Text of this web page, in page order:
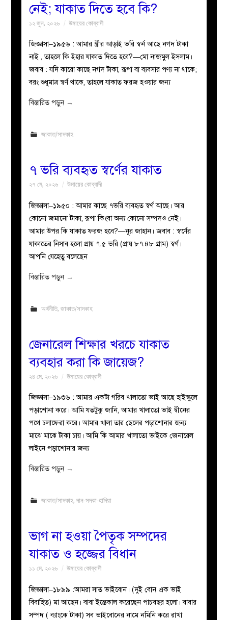
নেই; যাকাত দিতে হবে কি?
১২ জুন, ২০২৬ উমায়ের কোব্বাদী
জিজ্ঞাসা–১৯৫৬ : আমার স্ত্রীর আড়াই ভরি স্বর্ন আছে নগদ টাকা
নাই , তাহলে কি ইহার যাকাত দিতে হবে?—মো নাজমুল ইসলাম।
‎‎জবাব : যদি কারো কাছে নগদ টাকা, রূপা বা ব্যবসার পণ্য না থাকে;
বরং শুধুমাত্র স্বর্ণ থাকে, তাহলে যাকাত ফরজ হওয়ার জন্য
বিস্তারিত পড়ুন →
জাকাত/সাদকাহ
৭ ভরি ব্যবহৃত স্বর্ণের যাকাত
২৭ মে, ২০২৬ উমায়ের কোব্বাদী
জিজ্ঞাসা–১৯৫০ : আমার কাছে ৭ভরি ব্যবহৃত স্বর্ণ আছে। আর
কোনো জমানো টাকা, রূপা কিংবা অন্য কোনো সম্পদও নেই।
আমার উপর কি যাকাত ফরজ হবে?—নূর জাহান। ‎‎জবাব : স্বর্ণের
যাকাতের নিসাব হলো প্রায় ৭.৫ ভরি (প্রায় ৮৭.৪৮ গ্রাম) স্বর্ণ।
আপনি যেহেতু বলেছেন
বিস্তারিত পড়ুন →
অর্থনীতি, জাকাত/সাদকাহ
জেনারেল শিক্ষার খরচে যাকাত
ব্যবহার করা কি জায়েজ?
২৪ মে, ২০২৬ উমায়ের কোব্বাদী
জিজ্ঞাসা–১৯৩৬ : আমার একটা গরিব খালাতো ভাই আছে হাইস্কুলে
পড়াশোনা করে। আমি যতটুকু জানি, আমার খালাতো ভাই দ্বীনের
পথে চলাফেরা করে। আমার খালা তার ছেলের পড়াশোনার জন্য
মাঝে মাঝে টাকা চায়। আমি কি আমার খালাতো ভাইকে জেনারেল
লাইনে পড়াশোনার জন্য
বিস্তারিত পড়ুন →
জাকাত/সাদকাহ, দান-সদকা-হাদিয়া
ভাগ না হওয়া পৈতৃক সম্পদের
যাকাত ও হজ্জের বিধান
১১ মে, ২০২৬ উমায়ের কোব্বাদী
জিজ্ঞাসা–১৮৯৯ :আমরা সাত ভাইবোন। (দুই বোন এক ভাই
বিবাহিত) মা আছেন। বাবা ইন্তেকাল করেছেন পাচবছর হলো। বাবার
সম্পদ ( ব্যাংকে টাকা) সব ভাইবোনের নামে নমিনি করে রাখা